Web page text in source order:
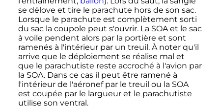
se délove et tire le parachute hors de son sac.
Lorsque le parachute est complètement sorti
du sac la coupole peut s'ouvrir. La SOA et le sac
à voile pendent alors par la portière et sont
ramenés à l'intérieur par un treuil. À noter qu'il
arrive que le déploiement se réalise mal et
que le parachutiste reste accroché à l'avion par
la SOA. Dans ce cas il peut être ramené à
l'intérieur de l'aéronef par le treuil ou la SOA
est coupée par le largueur et le parachutiste
utilise son ventral.